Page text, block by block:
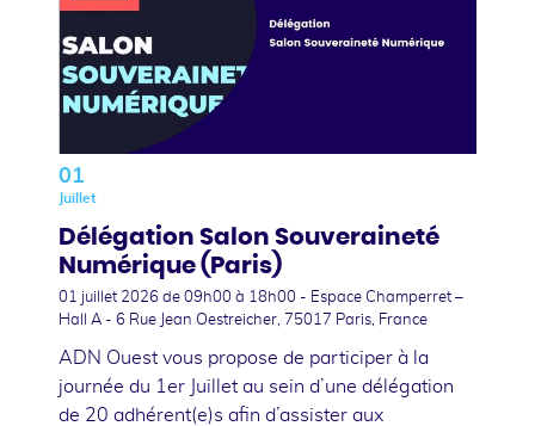
01
Juillet
Délégation Salon Souveraineté
Numérique (Paris)
01 juillet 2026 de 09h00 à 18h00 - Espace Champerret –
Hall A - 6 Rue Jean Oestreicher, 75017 Paris, France
ADN Ouest vous propose de participer à la
journée du 1er Juillet au sein d’une délégation
de 20 adhérent(e)s afin d’assister aux